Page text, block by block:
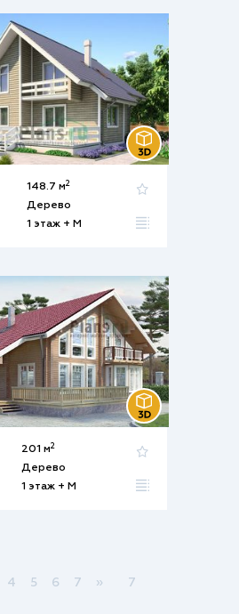
148.7 м2
Дерево
1 этаж + М
201 м2
Дерево
1 этаж + М
4 5 6 7 » 7